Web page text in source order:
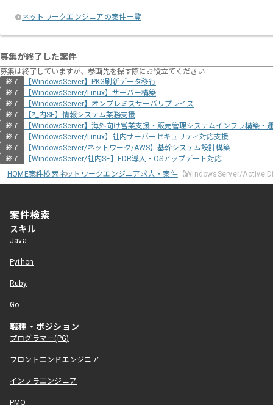
ネットワークエンジニアの案件一覧
募集が終了した案件
募集は終了していますが、参画先を探す際にお役立てください
終了 【WindowsServer】PKG刷新データ移行
終了 【WindowsServer/Linux】サーバー構築
終了 【WindowsServer】オンプレミスサーバリプレイス
終了 【社内SE】情報システム業務支援
終了 【WindowsServer】海外向け営業支援・販売管理システムインフラ構築・
終了 【WindowsServer/Linux】社内サーバーセキュリティ対応支援
終了 【WindowsServer/ネットワーク/AWS】基幹システム設計構築
終了
【WindowsServer/社内SE】EDR導入・OSアップデート対応
HOME案件検索ネットワークエンジニア求人・案件【WindowsServer/Active
案件検索
スキル
Java
Python
Ruby
Go
職種・ポジション
プログラマー(PG)
フロントエンドエンジニア
インフラエンジニア
PMO